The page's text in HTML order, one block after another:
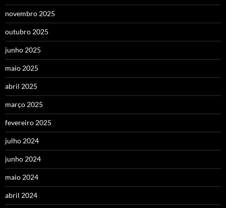
novembro 2025
outubro 2025
junho 2025
maio 2025
abril 2025
março 2025
fevereiro 2025
julho 2024
junho 2024
maio 2024
abril 2024